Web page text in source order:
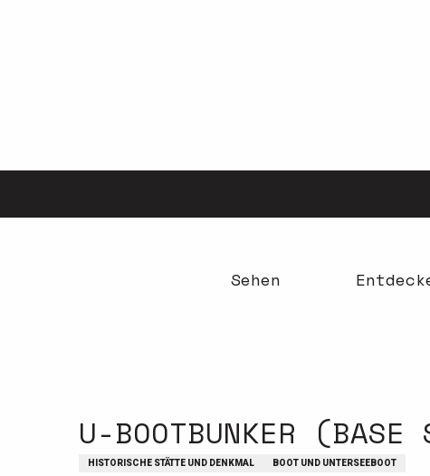
Sehen
U-BOOTBUNKER (BASE
HISTORISCHE STÄTTE UND DENKMAL BOOT UND UNTERSEEBOOT